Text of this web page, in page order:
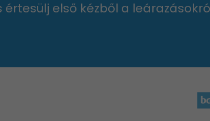
értesülj első kézből a